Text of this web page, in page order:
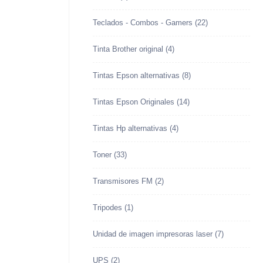
Teclados - Combos - Gamers (22)
Tinta Brother original (4)
Tintas Epson alternativas (8)
Tintas Epson Originales (14)
Tintas Hp alternativas (4)
Toner (33)
Transmisores FM (2)
Tripodes (1)
Unidad de imagen impresoras laser (7)
UPS (2)